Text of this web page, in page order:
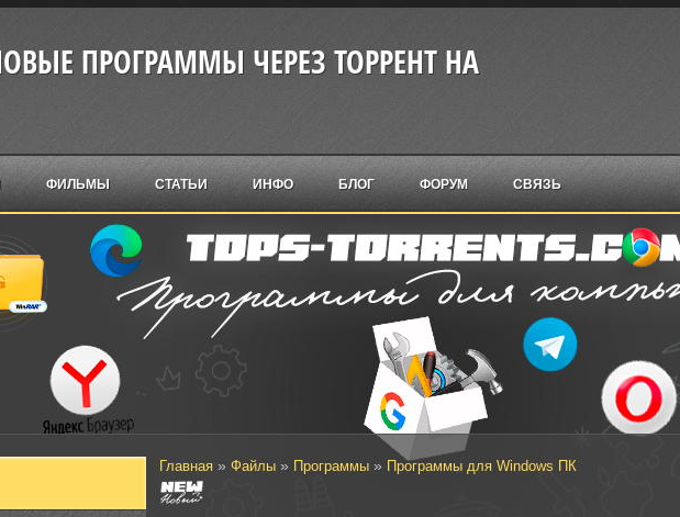
ПРОГРАММЫ ЧЕРЕЗ ТОРРЕНТ НА
ФИЛЬМЫ СТАТЬИ ИНФО БЛОГ ФОРУМ СВЯЗЬ
Главная» Файлы» Программы» Программы для Windows ПК